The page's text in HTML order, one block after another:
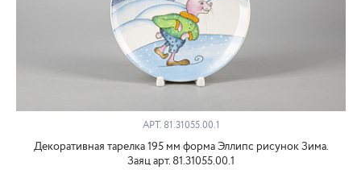
АРТ.81.31055.00.1
Декоративная тарелка 195 мм форма Эллипс рисунок Зима.
Заяц арт. 81.31055.00.1